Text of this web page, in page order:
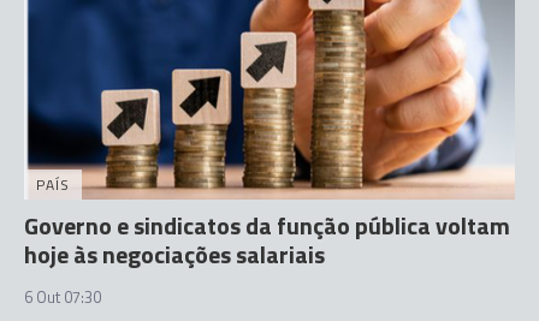
PAÍS
Governo e sindicatos da função pública voltam
hoje às negociações salariais
6 Out 07:30